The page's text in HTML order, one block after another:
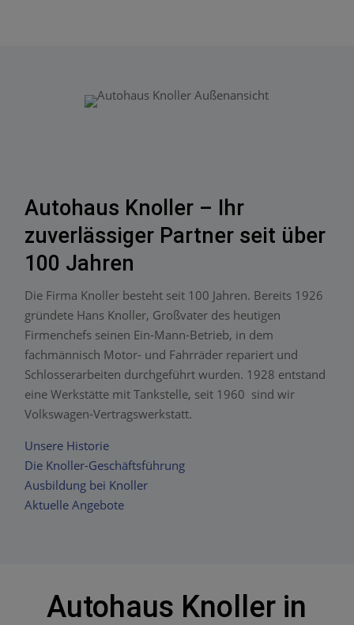
Autohaus Knoller – Ihr
zuverlässiger Partner seit über
100 Jahren
Die Firma Knoller besteht seit 100 Jahren. Bereits 1926
gründete Hans Knoller, Großvater des heutigen
Firmenchefs seinen Ein-Mann-Betrieb, in dem
fachmännisch Motor- und Fahrräder repariert und
Schlosserarbeiten durchgeführt wurden. 1928 entstand
eine Werkstätte mit Tankstelle, seit 1960 sind wir
Volkswagen-Vertragswerkstatt.
Unsere Historie
Die Knoller-Geschäftsführung
Ausbildung bei Knoller
Aktuelle Angebote
Autohaus Knoller in